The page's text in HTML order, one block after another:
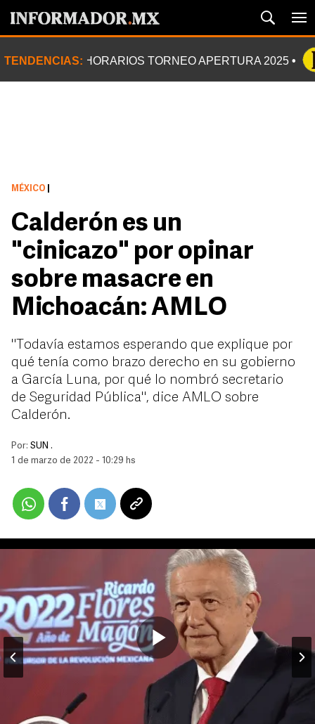
TENDENCIAS: HORARIOS TORNEO APERTURA 2025
MÉXICO
Calderón es un
"cinicazo" por opinar
sobre masacre en
Michoacán: AMLO
"Todavía estamos esperando que explique por
qué tenía como brazo derecho en su gobierno
a García Luna, por qué lo nombró secretario
de Seguridad Pública", dice AMLO sobre
Calderón.
Por: SUN .
1 de marzo de 2022 - 10:29 hs
Play
Video